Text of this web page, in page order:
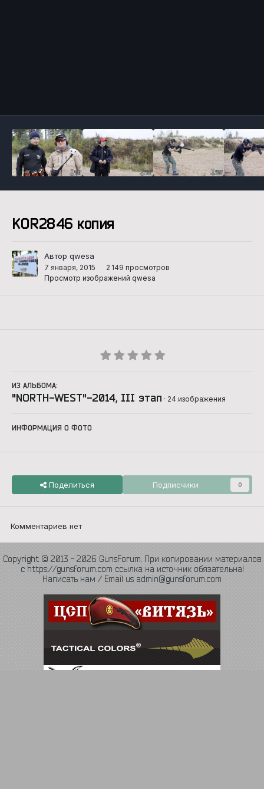
KOR2846 копия
Автор qwesa
7 января, 2015
2 149 просмотров
Просмотр изображений qwesa
ИЗ АЛЬБОМА:
"NORTH-WEST"-2014, III этап · 24 изображения
ИНФОРМАЦИЯ О ФОТО
Поделиться Подписчики 0
Комментариев нет
Copyright © 2013 - 2026 GunsForum. При копировании материалов
с https://gunsforum.com ссылка на источник обязательна!
Написать нам / Email us admin@gunsforum.com